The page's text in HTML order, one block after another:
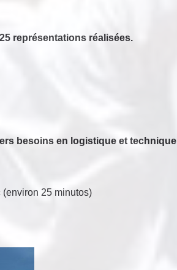
représentations réalisées.
besoins en logistique et technique
(environ 25 minutos)